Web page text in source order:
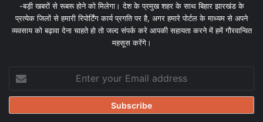
-बड़ी खबरों से रूबरू होने को मिलेगा। देश के प्रमुख शहर के साथ बिहार झारखंड के
प्रत्येक जिलों से हमारी रिपोर्टिंग कार्य प्रगति पर है, अगर हमारे पोर्टल के माध्यम से अपने
व्यवसाय को बढ़ावा देना चाहते हो तो जल्द संपर्क करे आपकी सहायता करने में हमें गौरवान्वित
महसूस करेंगे।
your
Email